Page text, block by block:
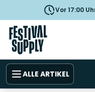
Vor 17:00
ALLE ARTIKEL